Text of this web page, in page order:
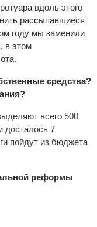
вдоль этого
рассыпавшиеся
году мы заменили
в этом
средства?
всего 500
досталось 7
пойдут из бюджета
реформы